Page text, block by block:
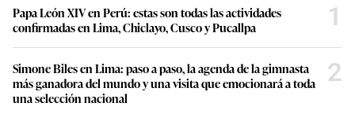
Papa León XIV en Perú: estas son todas las actividades
confirmadas en Lima, Chiclayo, Cusco y Pucallpa
1
Simone Biles en Lima: paso a paso, la agenda de la gimnasta
más ganadora del mundo y una visita que emocionará a toda
una selección nacional
2